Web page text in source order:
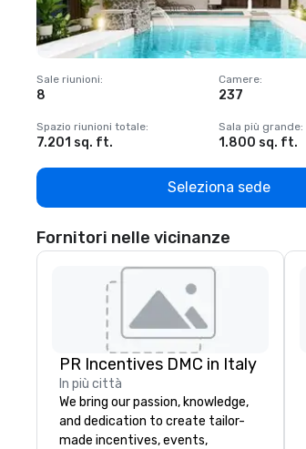
Sale riunioni:
8
Camere:
237
Spazio riunioni totale:
7.201 sq. ft.
Sala più grande:
1.800 sq. ft.
Seleziona sede
Fornitori nelle vicinanze
PR Incentives DMC in Italy
In più città
We bring our passion, knowledge,
and dedication to create tailor-
made incentives, events,